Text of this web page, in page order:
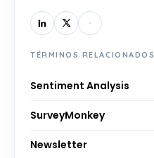
TÉRMINOS RELACIONADOS
Sentiment Analysis
SurveyMonkey
Newsletter